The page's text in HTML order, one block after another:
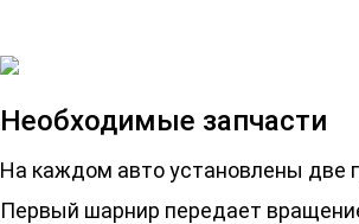
Необходимые запчасти
На каждом авто установлены две
Первый шарнир передает